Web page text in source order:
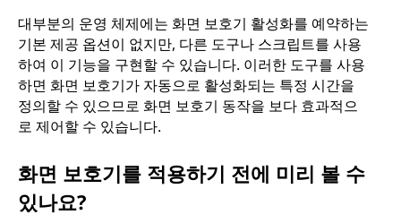
대부분의 운영 체제에는 화면 보호기 활성화를 예약하는
기본 제공 옵션이 없지만, 다른 도구나 스크립트를 사용
하여 이 기능을 구현할 수 있습니다. 이러한 도구를 사용
하면 화면 보호기가 자동으로 활성화되는 특정 시간을
정의할 수 있으므로 화면 보호기 동작을 보다 효과적으
로 제어할 수 있습니다.
화면 보호기를 적용하기 전에 미리 볼 수
있나요?